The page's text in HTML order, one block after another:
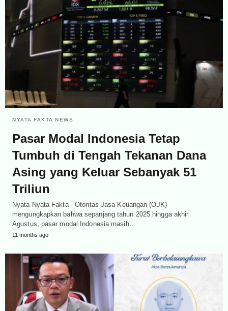
NYATA FAKTA NEWS
Pasar Modal Indonesia Tetap
Tumbuh di Tengah Tekanan Dana
Asing yang Keluar Sebanyak 51
Triliun
Nyata Nyata Fakta - Otoritas Jasa Keuangan (OJK)
mengungkapkan bahwa sepanjang tahun 2025 hingga akhir
Agustus, pasar modal Indonesia masih…
11 months ago